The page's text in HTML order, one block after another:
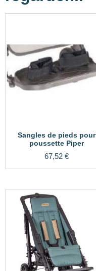
Sangles de pieds pour
poussette Piper
67,52 €